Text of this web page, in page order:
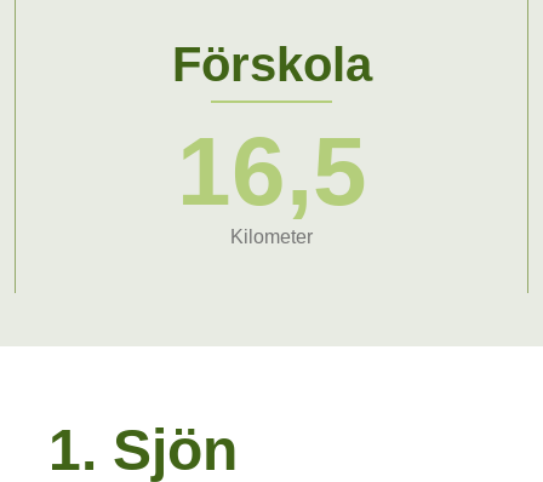
Förskola
16,5
Kilometer
1. Sjön